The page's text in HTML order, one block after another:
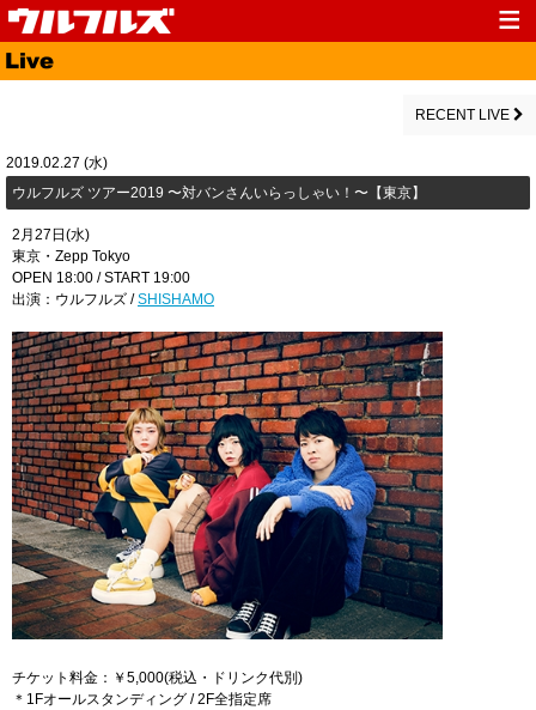
Top
Profile
Fanclub Goods
Contact
RECENT LIVE
2019.02.27 (水)
ウルフルズ ツアー2019 〜対バンさんいらっしゃい！〜【東京】
2月27日(水)
東京・Zepp Tokyo
OPEN 18:00 / START 19:00
出演：ウルフルズ /SHISHAMO
チケット料金：￥5,000(税込・ドリンク代別)
＊1Fオールスタンディング / 2F全指定席